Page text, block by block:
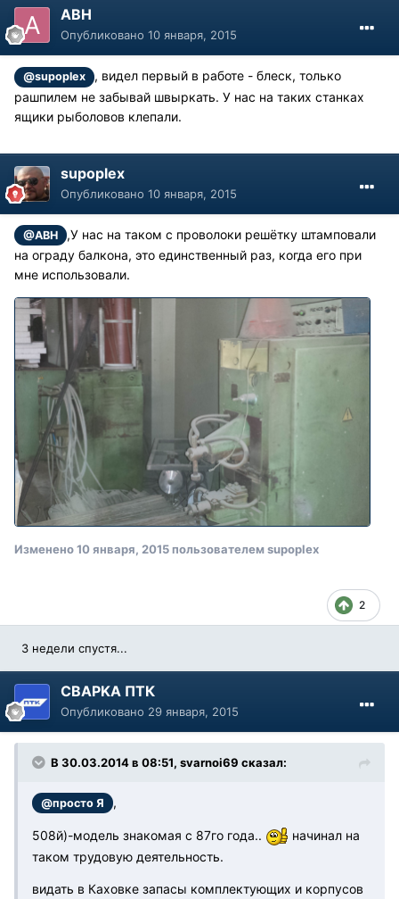
АВН
Опубликовано 10 января, 2015
@supoplex
, видел первый в работе - блеск, только
рашпилем не забывай швыркать. У нас на таких станках
ящики рыболовов клепали.
supoplex
Опубликовано 10 января, 2015
@АВН
,У нас на таком с проволоки решётку штамповали
на ограду балкона, это единственный раз, когда его при
мне использовали.
Изменено10 января, 2015пользователем supoplex
2
3 недели спустя...
CBAPKA ПТК
Опубликовано 29 января, 2015
В 30.03.2014 в 08:51, svarnoi69 сказал:
@просто Я ,
508й)-модель знакомая с 87го года..
начинал на
таком трудовую деятельность.
видать в Каховке запасы комплектующих и корпусов